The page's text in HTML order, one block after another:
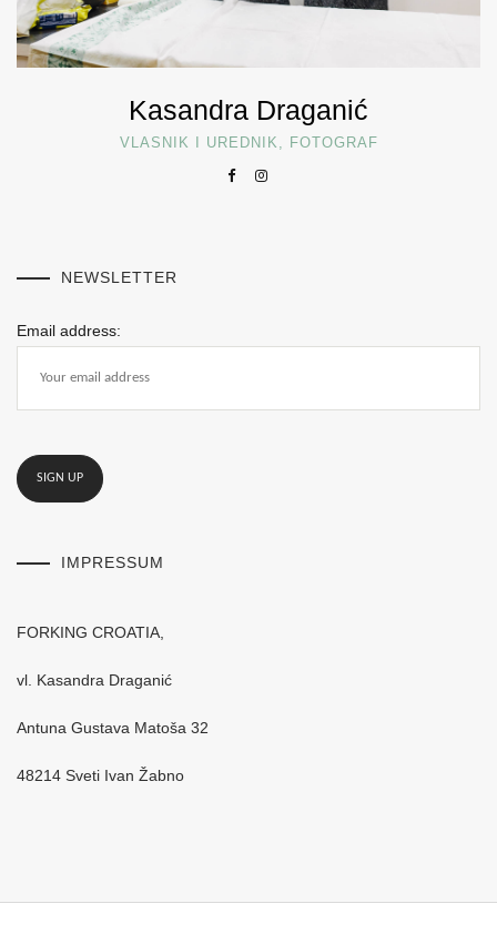
Kasandra Draganić
VLASNIK I UREDNIK, FOTOGRAF
NEWSLETTER
Email address:
IMPRESSUM
FORKING CROATIA,
vl. Kasandra Draganić
Antuna Gustava Matoša 32
48214 Sveti Ivan Žabno